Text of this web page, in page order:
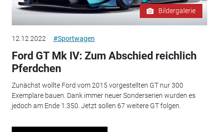
Bildergalerie
12.12.2022 #Sportwagen
Ford GT Mk IV: Zum Abschied reichlich
Pferdchen
Zunächst wollte Ford vom 2015 vorgestellten GT nur 300
Exemplare bauen. Dank immer neuer Sonderserien wurden es
jedoch am Ende 1.350. Jetzt sollen 67 weitere GT folgen.